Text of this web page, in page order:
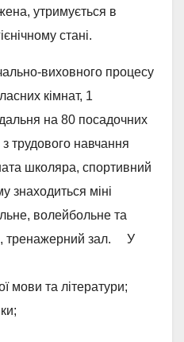
утримується в
стані.
виховного процесу
кімнат, 1
на 80 посадочних
трудового навчання
школяра, спортивний
знаходиться міні
волейбольне та
тренажерний зал. У
мови та літератури;